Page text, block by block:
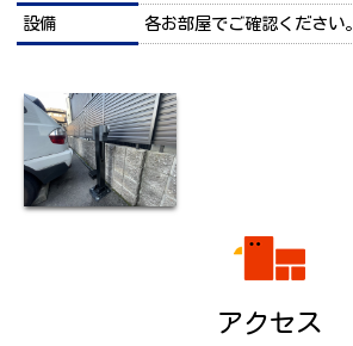
設備 各お部屋でご確認ください。
アクセス